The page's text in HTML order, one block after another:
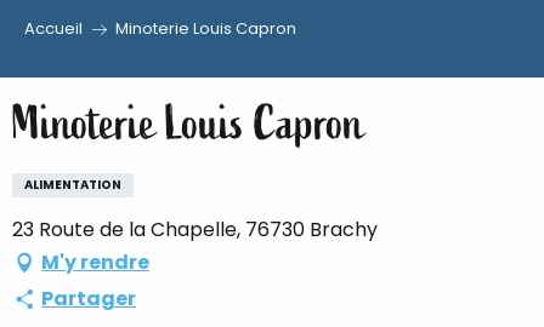
au
contenu
principal
Accueil Minoterie Louis Capron
Minoterie Louis Capron
ALIMENTATION
23 Route de la Chapelle, 76730 Brachy
M'y rendre
Partager